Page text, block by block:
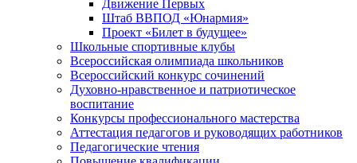
Движение Первых
Штаб ВВПОД «Юнармия»
Проект «Билет в будущее»
Школьные спортивные клубы
Всероссийская олимпиада школьников
Всероссийский конкурс сочинений
Духовно-нравственное и патриотическое
воспитание
Конкурсы профессионального мастерства
Аттестация педагогов и руководящих работников
Педагогические чтения